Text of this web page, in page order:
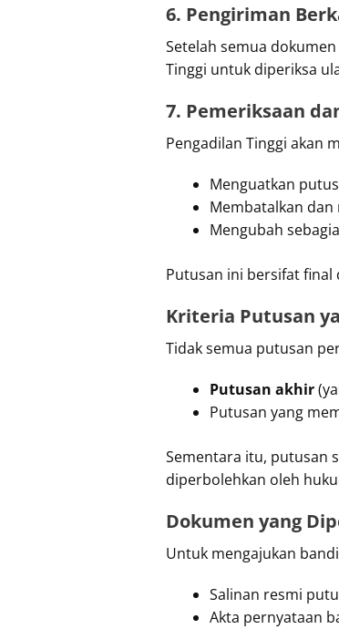
6. Pengiriman
Setelah semua
Tinggi untuk diperiksa
7. Pemeriksaan
Pengadilan Tinggi akan
Menguatkan
Membatalkan
Mengubah
Putusan ini bersifat
Kriteria Putusan
Tidak semua putusan
Putusan akhir
Putusan yang
Sementara itu, putusan
diperbolehkan oleh
Dokumen yang
Untuk mengajukan
Salinan resmi
Akta pernyataan